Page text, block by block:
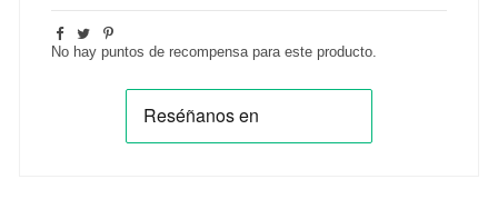
No hay puntos de recompensa para este producto.